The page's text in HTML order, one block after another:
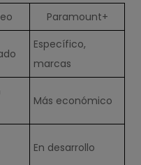
Paramount+
Específico,
marcas
Más económico
En desarrollo